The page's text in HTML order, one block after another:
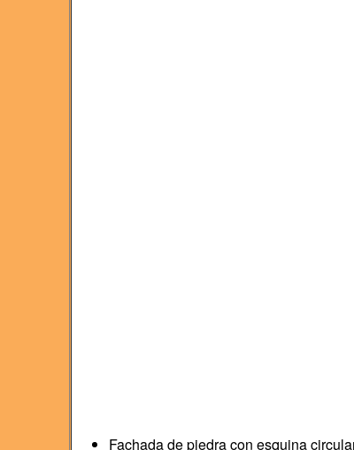
Fachada de piedra con esquina